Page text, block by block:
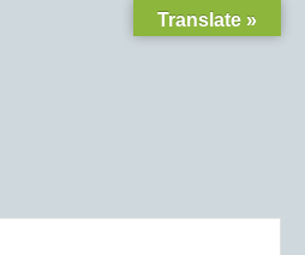
Translate »